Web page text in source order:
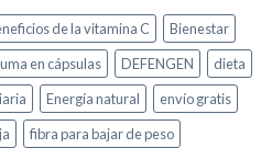
de la vitamina C
Bienestar
en cápsulas DEFENGEN
dieta
Energía natural
envío gratis
fibra para bajar de peso